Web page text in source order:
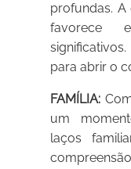
profundas. A
favorece
para abrir o
FAMÍLIA:
um
laços